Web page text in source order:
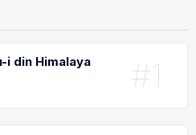
#1
i din Himalaya